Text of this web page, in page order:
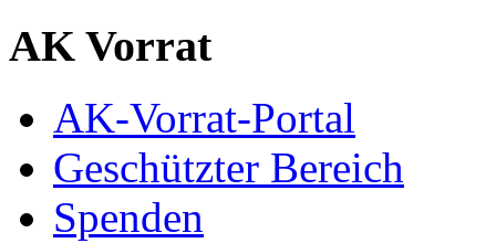
AK Vorrat
AK-Vorrat-Portal
Geschützter Bereich
Spenden